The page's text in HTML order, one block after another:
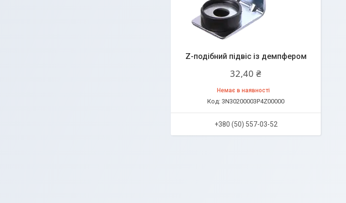
Z-подібний підвіс із демпфером
32,40 ₴
Немає в наявності
3N30200003P4Z00000
+380 (50) 557-03-52